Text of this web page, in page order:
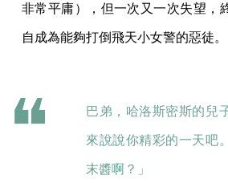
非常平庸），但一次又一次失望，
自成為能夠打倒飛天小女警的惡徒。
巴弟，哈洛斯密斯的兒
來說說你精彩的一天吧
末醬啊？」